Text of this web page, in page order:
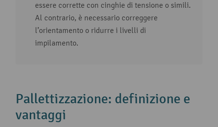
essere corrette con cinghie di tensione o simili.
Al contrario, è necessario correggere
l’orientamento o ridurre i livelli di
impilamento.
Pallettizzazione: definizione e
vantaggi